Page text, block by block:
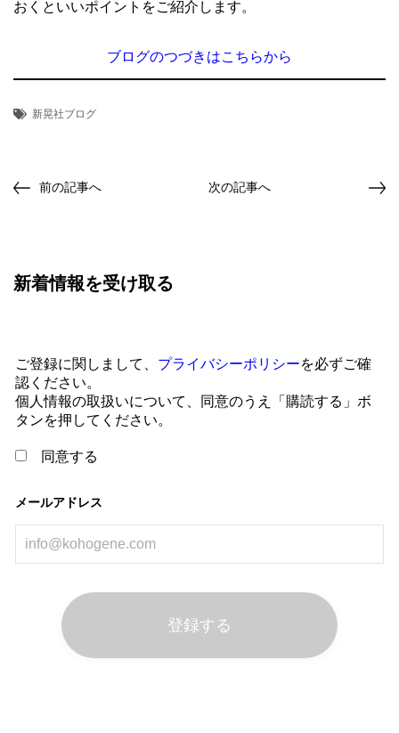
おくといいポイントをご紹介します。
ブログのつづきはこちらから
新晃社ブログ
前の記事へ 次の記事へ
新着情報を受け取る
ご登録に関しまして、 プライバシーポリシーを必ずご確
認ください。
個人情報の取扱いについて、同意のうえ「購読する」ボ
タンを押してください。
同意する
メールアドレス